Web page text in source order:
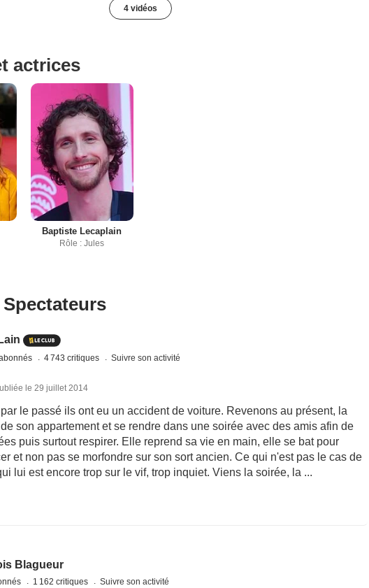
4 vidéos
actrices
Baptiste Lecaplain
Rôle : Jules
4 743 critiques Suivre son activité
le 29 juillet 2014
le passé ils ont eu un accident de voiture. Revenons au présent, la
son appartement et se rendre dans une soirée avec des amis afin de
puis surtout respirer. Elle reprend sa vie en main, elle se bat pour
et non pas se morfondre sur son sort ancien. Ce qui n'est pas le cas de
lui est encore trop sur le vif, trop inquiet. Viens la soirée, la ...
Blagueur
1 162 critiques Suivre son activité